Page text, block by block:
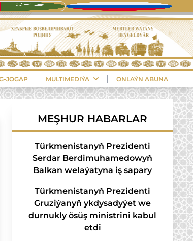
JOGAP MULTIMEDIÝA ONLAÝN ABUNA
MEŞHUR HABARLAR
Türkmenistanyň Prezidenti
Serdar Berdimuhamedowyň
Balkan welaýatyna iş sapary
Türkmenistanyň Prezidenti
Gruziýanyň ykdysadyýet we
durnukly ösüş ministrini kabul
etdi